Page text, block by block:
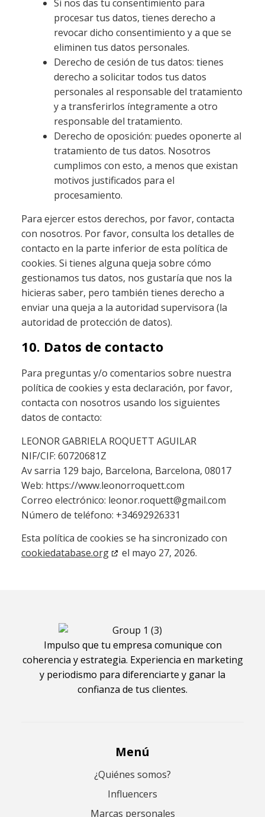
Si nos das tu consentimiento para
procesar tus datos, tienes derecho a
revocar dicho consentimiento y a que se
eliminen tus datos personales.
Derecho de cesión de tus datos: tienes
derecho a solicitar todos tus datos
personales al responsable del tratamiento
y a transferirlos íntegramente a otro
responsable del tratamiento.
Derecho de oposición: puedes oponerte al
tratamiento de tus datos. Nosotros
cumplimos con esto, a menos que existan
motivos justificados para el
procesamiento.
Para ejercer estos derechos, por favor, contacta
con nosotros. Por favor, consulta los detalles de
contacto en la parte inferior de esta política de
cookies. Si tienes alguna queja sobre cómo
gestionamos tus datos, nos gustaría que nos la
hicieras saber, pero también tienes derecho a
enviar una queja a la autoridad supervisora (la
autoridad de protección de datos).
10. Datos de contacto
Para preguntas y/o comentarios sobre nuestra
política de cookies y esta declaración, por favor,
contacta con nosotros usando los siguientes
datos de contacto:
LEONOR GABRIELA ROQUETT AGUILAR
NIF/CIF: 60720681Z
Av sarria 129 bajo, Barcelona, Barcelona, 08017
Web: https://www.leonorroquett.com
Correo electrónico: leonor.roquett@gmail.com
Número de teléfono: +34692926331
Esta política de cookies se ha sincronizado con
cookiedatabase.org
el mayo 27, 2026.
Impulso que tu empresa comunique con
coherencia y estrategia. Experiencia en marketing
y periodismo para diferenciarte y ganar la
confianza de tus clientes.
Menú
¿Quiénes somos?
Influencers
Marcas personales